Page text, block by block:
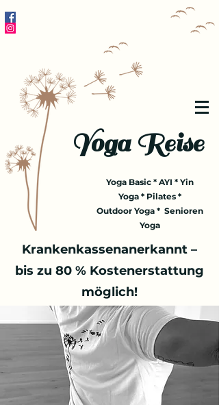
Yoga Reise
Yoga Basic * AYI * Yin
Yoga * Pilates *
Outdoor Yoga * Senioren
Yoga
Krankenkassenanerkannt –
bis zu 80 % Kostenerstattung
möglich!